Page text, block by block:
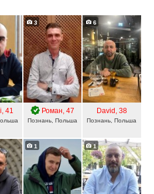
, 41
3
Роман, 47
Познань, Польша
6
David , 38
Познань, Польша
1 1